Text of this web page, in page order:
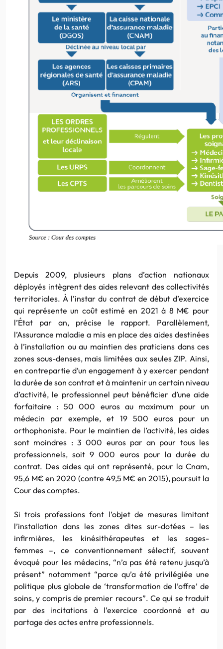
Depuis 2009, plusieurs plans d’action nationaux
déployés intègrent des aides relevant des collectivités
territoriales. À l’instar du contrat de début d’exercice
qui représente un coût estimé en 2021 à 8 M€ pour
l’État par an, précise le rapport. Parallèlement,
l’Assurance maladie a mis en place des aides destinées
à l’installation ou au maintien des praticiens dans ces
zones sous-denses, mais limitées aux seules ZIP. Ainsi,
en contrepartie d’un engagement à y exercer pendant
la durée de son contrat et à maintenir un certain niveau
d’activité, le professionnel peut bénéficier d’une aide
forfaitaire : 50 000 euros au maximum pour un
médecin par exemple, et 19 500 euros pour un
orthophoniste. Pour le maintien de l’activité, les aides
sont moindres : 3 000 euros par an pour tous les
professionnels, soit 9 000 euros pour la durée du
contrat. Des aides qui ont représenté, pour la Cnam,
95,6 M€ en 2020 (contre 49,5 M€ en 2015), poursuit la
Cour des comptes.
Si trois professions font l’objet de mesures limitant
l’installation dans les zones dites sur-dotées – les
infirmières, les kinésithérapeutes et les sages-
femmes –, ce conventionnement sélectif, souvent
évoqué pour les médecins, “n’a pas été retenu jusqu’à
présent” notamment “parce qu’a été privilégiée une
politique plus globale de ‘transformation de l’offre’ de
soins, y compris de premier recours”. Ce qui se traduit
par des incitations à l’exercice coordonné et au
partage des actes entre professionnels.